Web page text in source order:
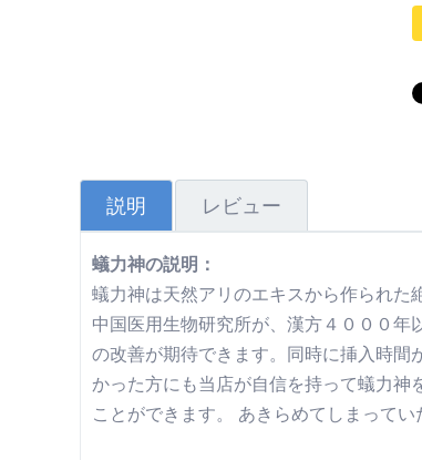
説明 レビュー
蟻力神の説明：
蟻力神は天然アリのエキスから作られた
中国医用生物研究所が、漢方４０００
の改善が期待できます。同時に挿入時
かった方にも当店が自信を持って蟻力
ことができます。 あきらめてしまって